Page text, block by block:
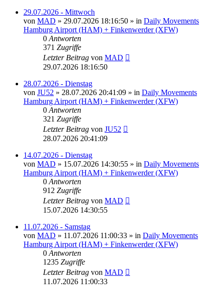
29.07.2026 - Mittwoch
von MAD » 29.07.2026 18:16:50 » in Daily Movements
Hamburg Airport (HAM) + Finkenwerder (XFW)
0 Antworten
371 Zugriffe
Letzter Beitrag von MAD
29.07.2026 18:16:50
28.07.2026 - Dienstag
von JU52 » 28.07.2026 20:41:09 » in Daily Movements
Hamburg Airport (HAM) + Finkenwerder (XFW)
0 Antworten
321 Zugriffe
Letzter Beitrag von JU52
28.07.2026 20:41:09
14.07.2026 - Dienstag
von MAD » 15.07.2026 14:30:55 » in Daily Movements
Hamburg Airport (HAM) + Finkenwerder (XFW)
0 Antworten
912 Zugriffe
Letzter Beitrag von MAD
15.07.2026 14:30:55
11.07.2026 - Samstag
von MAD » 11.07.2026 11:00:33 » in Daily Movements
Hamburg Airport (HAM) + Finkenwerder (XFW)
0 Antworten
1235 Zugriffe
Letzter Beitrag von MAD
11.07.2026 11:00:33